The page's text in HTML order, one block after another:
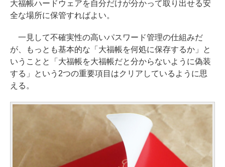
大福帳ハードウェアを自分だけが分かって取り出せる安
全な場所に保管すればよい。
一見して不確実性の高いパスワード管理の仕組みだ
が、もっとも基本的な「大福帳を何処に保存するか」と
いうことと「大福帳を大福帳だと分からないように偽装
する」という2つの重要項目はクリアしているように思
える。